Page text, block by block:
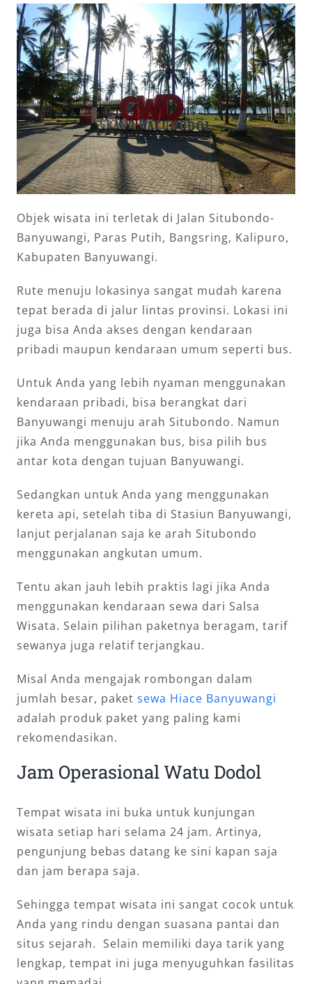
Objek wisata ini terletak di Jalan Situbondo-
Banyuwangi, Paras Putih, Bangsring, Kalipuro,
Kabupaten Banyuwangi.
Rute menuju lokasinya sangat mudah karena
tepat berada di jalur lintas provinsi. Lokasi ini
juga bisa Anda akses dengan kendaraan
pribadi maupun kendaraan umum seperti bus.
Untuk Anda yang lebih nyaman menggunakan
kendaraan pribadi, bisa berangkat dari
Banyuwangi menuju arah Situbondo. Namun
jika Anda menggunakan bus, bisa pilih bus
antar kota dengan tujuan Banyuwangi.
Sedangkan untuk Anda yang menggunakan
kereta api, setelah tiba di Stasiun Banyuwangi,
lanjut perjalanan saja ke arah Situbondo
menggunakan angkutan umum.
Tentu akan jauh lebih praktis lagi jika Anda
menggunakan kendaraan sewa dari Salsa
Wisata. Selain pilihan paketnya beragam, tarif
sewanya juga relatif terjangkau.
Misal Anda mengajak rombongan dalam
jumlah besar, paket sewa Hiace Banyuwangi
adalah produk paket yang paling kami
rekomendasikan.
Jam Operasional Watu Dodol
Tempat wisata ini buka untuk kunjungan
wisata setiap hari selama 24 jam. Artinya,
pengunjung bebas datang ke sini kapan saja
dan jam berapa saja.
Sehingga tempat wisata ini sangat cocok untuk
Anda yang rindu dengan suasana pantai dan
situs sejarah. Selain memiliki daya tarik yang
lengkap, tempat ini juga menyuguhkan fasilitas